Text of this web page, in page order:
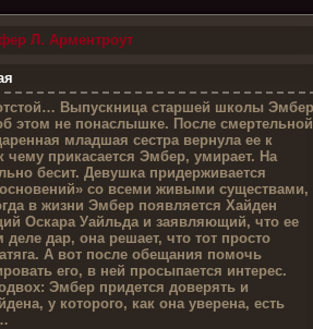
Л. Арментроут
Выпускница старшей школы Эмбер
этом не понаслышке. После смертельной
младшая сестра вернула ее к
чему прикасается Эмбер, умирает. На
бесит. Девушка придерживается
со всеми живыми существами,
в жизни Эмбер появляется Хайден
Оскара Уайльда и заявляющий, что ее
дар, она решает, что тот просто
А вот после обещания помочь
его, в ней просыпается интерес.
Эмбер придется доверять и
у которого, как она уверена, есть